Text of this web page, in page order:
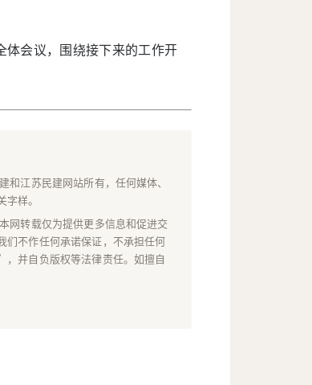
体会议，围绕接下来的工作开
江苏民建网站所有，任何媒体、
样。
转载仅为提供更多信息和促进交
们不作任何承诺保证，不承担任何
并自负版权等法律责任。如擅自